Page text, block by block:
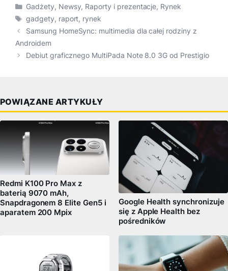
Kategorie
Gadżety, Newsy, Raporty i prezentacje, Rynek
Tagi
gadgety, raport, rynek
Samsung HomeSync: multimedia dla całej rodziny z
Androidem
Debiut graficznego MultiPada Note 8.0 3G od Prestigio
POWIĄZANE ARTYKUŁY
Redmi K100 Pro Max z
baterią 9070 mAh,
Snapdragonem 8 Elite Gen5 i
aparatem 200 Mpix
Google Health synchronizuje
się z Apple Health bez
pośredników